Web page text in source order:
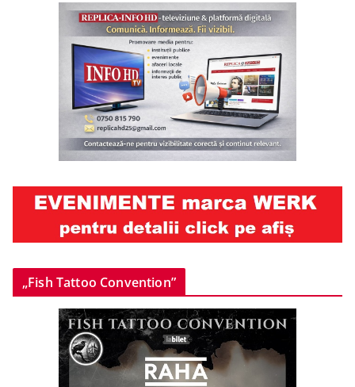
„Fish Tattoo Convention”